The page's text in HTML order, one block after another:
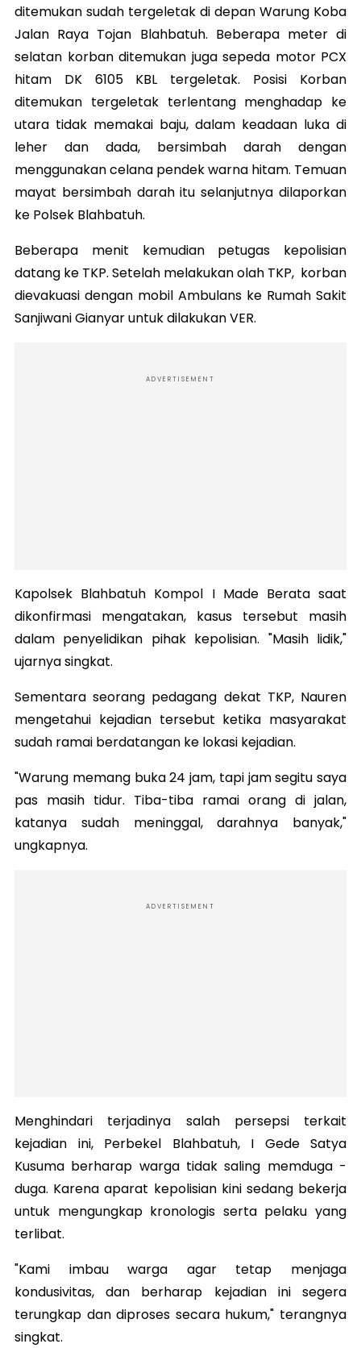
ditemukan sudah tergeletak di depan Warung Koba
Jalan Raya Tojan Blahbatuh. Beberapa meter di
selatan korban ditemukan juga sepeda motor PCX
hitam DK 6105 KBL tergeletak. Posisi Korban
ditemukan tergeletak terlentang menghadap ke
utara tidak memakai baju, dalam keadaan luka di
leher dan dada, bersimbah darah dengan
menggunakan celana pendek warna hitam. Temuan
mayat bersimbah darah itu selanjutnya dilaporkan
ke Polsek Blahbatuh.
Beberapa menit kemudian petugas kepolisian
datang ke TKP. Setelah melakukan olah TKP, korban
dievakuasi dengan mobil Ambulans ke Rumah Sakit
Sanjiwani Gianyar untuk dilakukan VER.
ADVERTISEMENT
Kapolsek Blahbatuh Kompol I Made Berata saat
dikonfirmasi mengatakan, kasus tersebut masih
dalam penyelidikan pihak kepolisian. "Masih lidik,"
ujarnya singkat.
Sementara seorang pedagang dekat TKP, Nauren
mengetahui kejadian tersebut ketika masyarakat
sudah ramai berdatangan ke lokasi kejadian.
"Warung memang buka 24 jam, tapi jam segitu saya
pas masih tidur. Tiba-tiba ramai orang di jalan,
katanya sudah meninggal, darahnya banyak,"
ungkapnya.
ADVERTISEMENT
Menghindari terjadinya salah persepsi terkait
kejadian ini, Perbekel Blahbatuh, I Gede Satya
Kusuma berharap warga tidak saling memduga -
duga. Karena aparat kepolisian kini sedang bekerja
untuk mengungkap kronologis serta pelaku yang
terlibat.
"Kami imbau warga agar tetap menjaga
kondusivitas, dan berharap kejadian ini segera
terungkap dan diproses secara hukum," terangnya
singkat.